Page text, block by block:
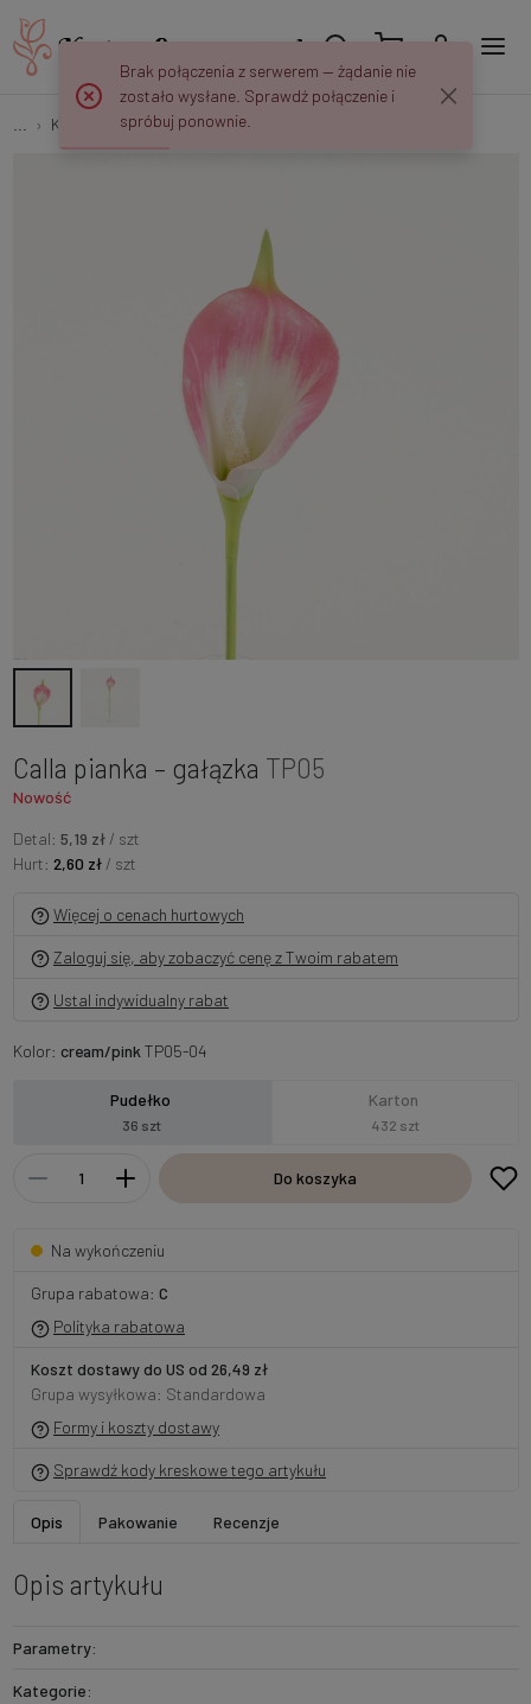
Kalle Calla pianka – gałązka TP05
Calla pianka – gałązka TP05
Nowość
Detal: 5,19 zł / szt
Hurt: 2,60 zł / szt
Więcej o cenach hurtowych
Zaloguj się, aby zobaczyć cenę z Twoim rabatem
Ustal indywidualny rabat
Kolor: cream/pink TP05-04
Pudełko
36 szt
Karton
432 szt
Do koszyka
Na wykończeniu
Grupa rabatowa: C
Polityka rabatowa
Koszt dostawy do US od 26,49 zł
Grupa wysyłkowa: Standardowa
Formy i koszty dostawy
Sprawdź kody kreskowe tego artykułu
Opis Pakowanie Recenzje
Opis artykułu
Parametry:
Kategorie:
Brak połączenia z serwerem — żądanie nie
zostało wysłane. Sprawdź połączenie i
spróbuj ponownie.